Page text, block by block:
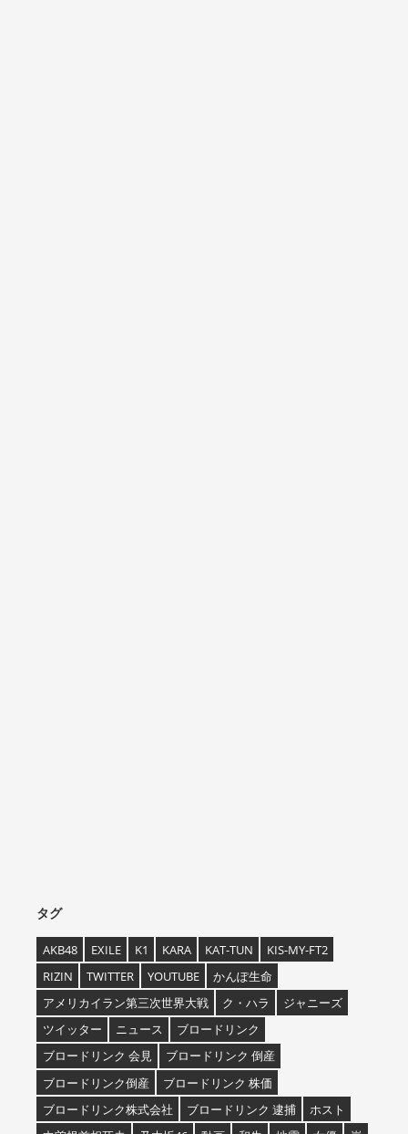
タグ
AKB48 EXILE K1 KARA KAT-TUN
KIS-MY-FT2
RIZIN
TWITTER YOUTUBE
かんぽ生命
アメリカイラン第三次世界大戦
ク・ハラ
ジャニーズ
ツイッター
ニュース
ブロードリンク
ブロードリンク 会見
ブロードリンク 倒産
ブロードリンク倒産
ブロードリンク 株価
ブロードリンク株式会社
ブロードリンク 逮捕
ホスト